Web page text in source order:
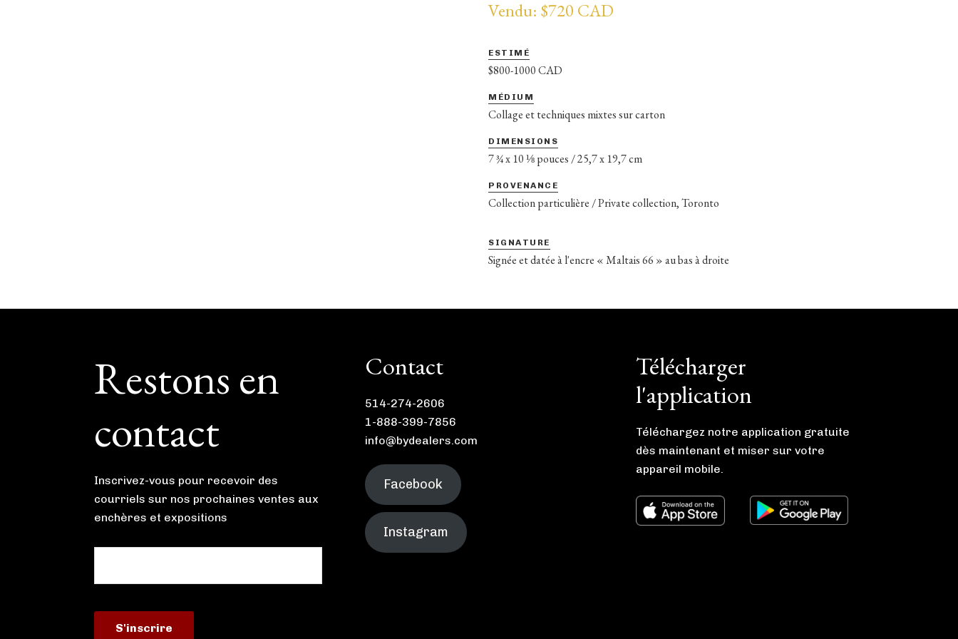
Vendu: $720 CAD
ESTIMÉ
$800-1000 CAD
MÉDIUM
Collage et techniques mixtes sur carton
DIMENSIONS
7 ¾ x 10 ⅛ pouces / 25,7 x 19,7 cm
PROVENANCE
Collection particulière / Private collection, Toronto
SIGNATURE
Signée et datée à l'encre « Maltais 66 » au bas à droite
FooterRestons en
contact
Inscrivez-vous pour recevoir des
courriels sur nos prochaines ventes aux
enchères et expositions
Contact
514-274-2606
1-888-399-7856
info@bydealers.com
Facebook
Instagram
Télécharger
l'application
Téléchargez notre application gratuite
dès maintenant et miser sur votre
appareil mobile.